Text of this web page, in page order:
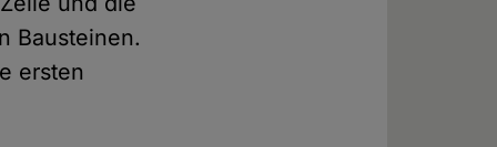
Bausteinen.
ersten